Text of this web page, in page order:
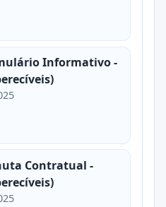
Informativo -
Contratual -